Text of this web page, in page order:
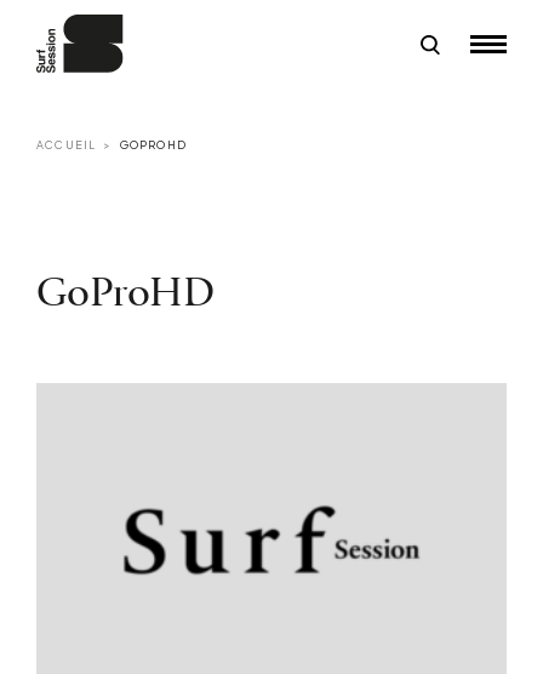
ACCUEIL GOPROHD
GoProHD